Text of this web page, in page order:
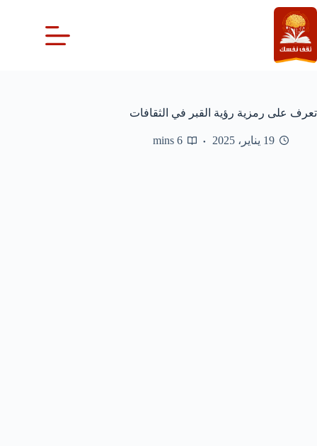
التجاوز
إلى
المحتوى
تعرف على رمزية رؤية القبر في الثقافات
19 يناير، 2025 6 mins